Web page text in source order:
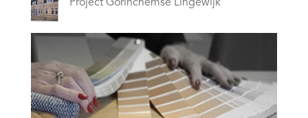
Project Gorinchemse Lingewijk